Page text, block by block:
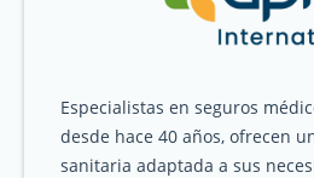
Especialistas en seguros
desde hace 40 años, ofrecen
sanitaria adaptada a sus